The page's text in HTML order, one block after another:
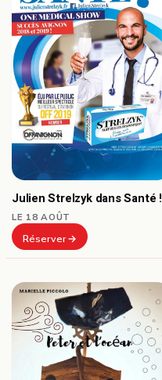
Julien Strelzyk dans Santé !
LE 18 AOÛT
Réserver